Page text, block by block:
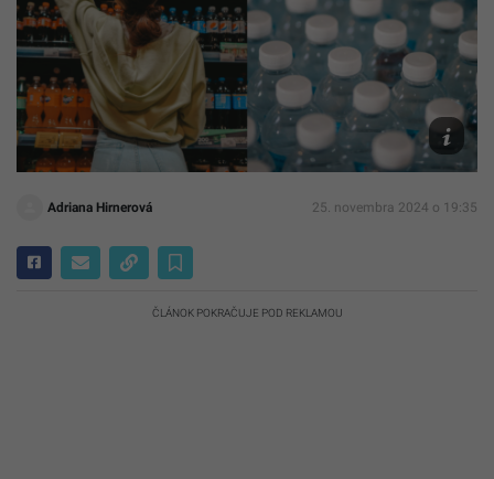
foto
Chng,
Adriana Hirnerová 25. novembra 2024 o 19:35
ČLÁNOK POKRAČUJE POD REKLAMOU